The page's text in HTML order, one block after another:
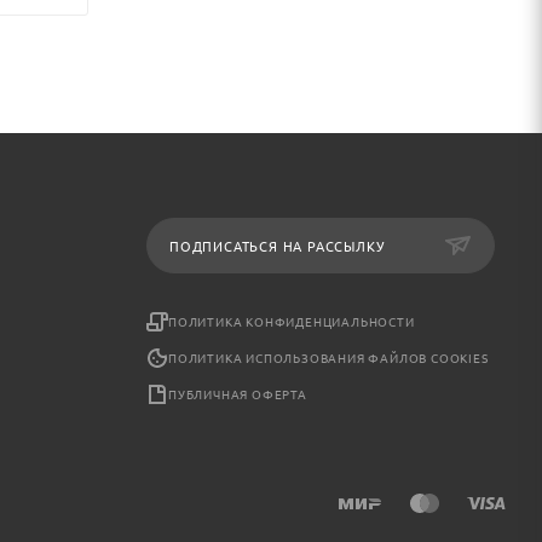
ПОДПИСАТЬСЯ НА РАССЫЛКУ
ПОЛИТИКА КОНФИДЕНЦИАЛЬНОСТИ
ПОЛИТИКА ИСПОЛЬЗОВАНИЯ ФАЙЛОВ COOKIES
ПУБЛИЧНАЯ ОФЕРТА